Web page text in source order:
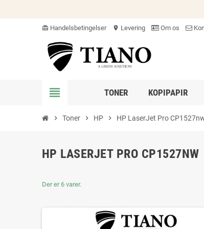
card_giftcard Handelsbetingelser location_on Levering Om os
view_headline TONER KOPIPAPIR
chevron_right Toner chevron_right HP chevron_right HP LaserJet Pro
HP LASERJET PRO CP1527NW
Der er 6 varer.